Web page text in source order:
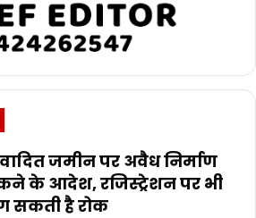
जमीन पर अवैध निर्माण
के आदेश, रजिस्ट्रेशन पर भी
सकती है रोक